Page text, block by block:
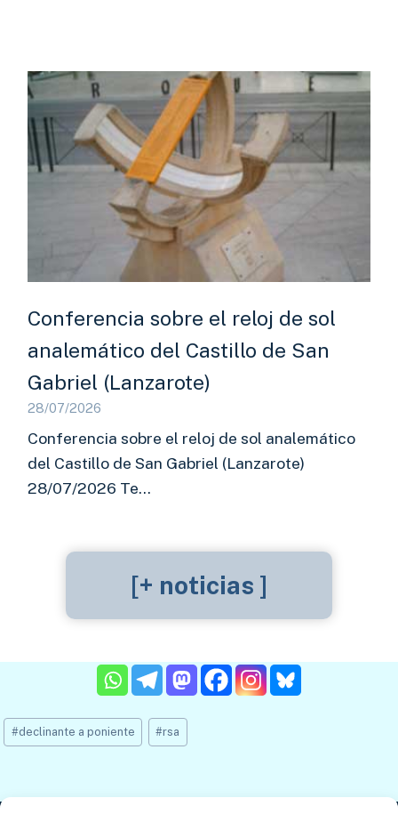
Conferencia sobre el reloj de sol
analemático del Castillo de San
Gabriel (Lanzarote)
28/07/2026
Conferencia sobre el reloj de sol analemático
del Castillo de San Gabriel (Lanzarote)
28/07/2026 Te…
[+ noticias ]
Etiquetas
de
#declinante a poniente #rsa